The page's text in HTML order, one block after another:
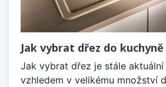
Jak vybrat dřez do kuchyně
Jak vybrat dřez je stále
vzhledem v velikému množství